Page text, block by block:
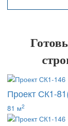
Проект СК1-
81 м2